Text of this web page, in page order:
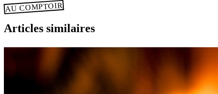
AU COMPTOIR
Articles similaires